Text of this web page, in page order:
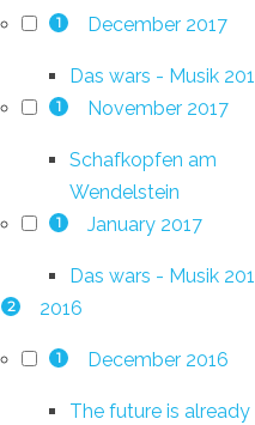
1 December 2017
Das wars - Musik
1 November 2017
Schafkopfen am
Wendelstein
1 January 2017
Das wars - Musik
2 2016
1 December 2016
The future is already